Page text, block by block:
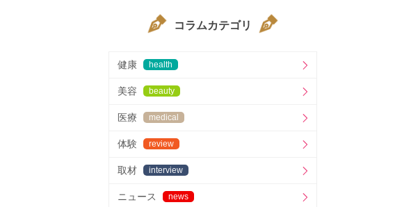
コラムカテゴリ
健康 health
美容 beauty
医療 medical
体験 review
取材 interview
ニュース news